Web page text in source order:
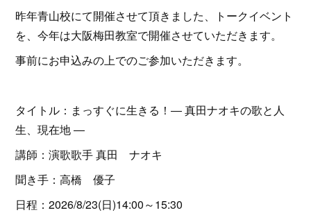
昨年青山校にて開催させて頂きました、トークイベント
を、今年は大阪梅田教室で開催させていただきます。
事前にお申込みの上でのご参加いただきます。
タイトル：まっすぐに生きる！― 真田ナオキの歌と人
生、現在地 ―
講師：演歌歌手 真田 ナオキ
聞き手：高橋 優子
日程：2026/8/23(日)14:00～15:30